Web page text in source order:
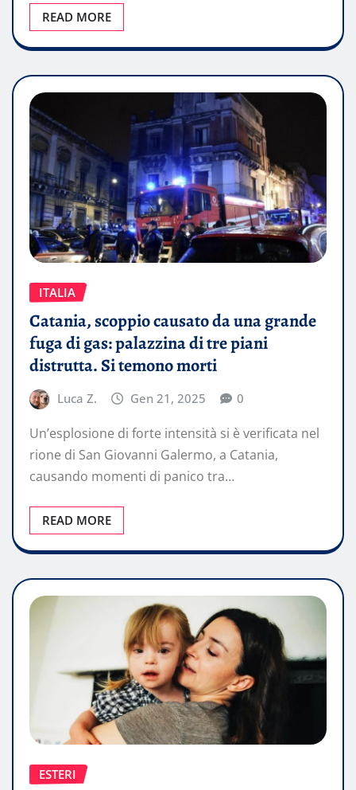
READ MORE
ITALIA
Catania, scoppio causato da una grande
fuga di gas: palazzina di tre piani
distrutta. Si temono morti
Luca Z. Gen 21, 2025 0
Un’esplosione di forte intensità si è verificata nel
rione di San Giovanni Galermo, a Catania,
causando momenti di panico tra…
READ MORE
ESTERI